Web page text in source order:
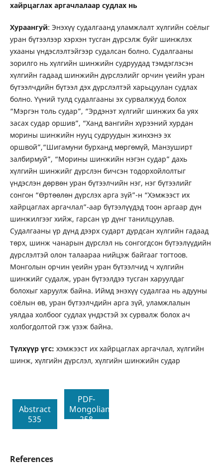
хайрцаглах аргачлалаар судлах нь
Хураангуй: Энэхүү судалгаанд уламжлалт хүлгийн соёлыг
уран бүтээлээр хэрхэн тусган дүрсэлж буйг шинжлэх
ухааны үндэслэлтэйгээр судалсан болно. Судалгааны
зорилго нь хүлгийн шинжийн судруудад тэмдэглэсэн
хүлгийн гадаад шинжийн дүрслэлийг орчин үеийн уран
бүтээлчдийн бүтээл дэх дүрслэлтэй харьцуулан судлах
болно. Үүний тулд судалгааны эх сурвалжууд болох
“Мэргэн толь судар”, “Эрдэнэт хүлгийг шинжих ба уях
засах судар оршив”, “Ханд вангийн хүрээний хурдан
морины шинжийн нууц судруудын жинхэнэ эх
оршвой”,“Шигамуни бурханд мөргөмүй, Манзуширт
залбирмуй”, “Морины шинжийн нэгэн судар” дахь
хүлгийн шинжийг дүрслэн бичсэн тодорхойлолтыг
үндэслэн дөрвөн уран бүтээлчийн нэг, нэг бүтээлийг
сонгон “Өртөөлөн дүрслэх арга зүй”-н “Хэмжээст их
хайрцаглах аргачлал”-аар бүтээлүүдэд тоон аргаар дүн
шинжилгээг хийж, гарсан үр дүнг танилцуулав.
Судалгааны үр дүнд дээрх сударт дурдсан хүлгийн гадаад
төрх, шинж чанарын дүрслэл нь сонгогдсон бүтээлүүдийн
дүрслэлтэй олон талаараа нийцэж байгааг тогтоов.
Монголын орчин үеийн уран бүтээлчид ч хүлгийн
шинжийг судалж, уран бүтээлдээ тусган харуулдаг
болохыг харуулж байна. Иймд энэхүү судалгаа нь адууны
соёлын өв, уран бүтээлчдийн арга зүй, уламжлалын
уялдаа холбоог судлах үндэстэй эх сурвалж болох ач
холбогдолтой гэж үзэж байна.
Түлхүүр үгс: хэмжээст их хайрцаглах аргачлал, хүлгийн
шинж, хүлгийн дүрслэл, хүлгийн шинжийн судар
Abstract
535
PDF-
Mongolian
258
References